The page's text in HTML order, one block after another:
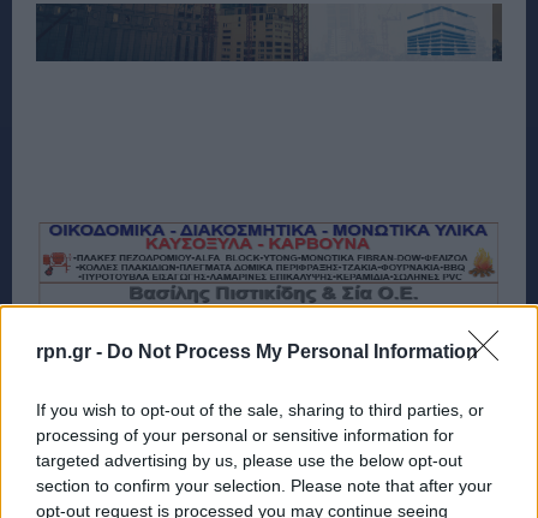
rpn.gr - Do Not Process My Personal Information
If you wish to opt-out of the sale, sharing to third parties, or
processing of your personal or sensitive information for
targeted advertising by us, please use the below opt-out
section to confirm your selection. Please note that after your
opt-out request is processed you may continue seeing